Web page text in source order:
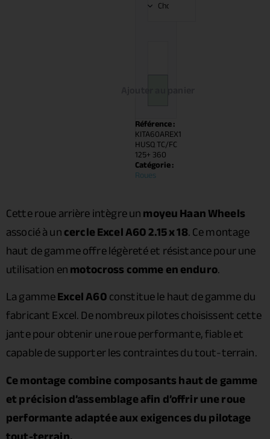
Référence :
KITA60AREX1
HUSQ TC/FC
125+ 360
Catégorie :
Roues
Cette roue arrière intègre unmoyeu Haan Wheels
associé à uncercle Excel A60 2.15 x 18. Ce montage
haut de gamme offre légèreté et résistance pour une
utilisation enmotocross comme en enduro.
La gammeExcel A60constitue le haut de gamme du
fabricant Excel. De nombreux pilotes choisissent cette
jante pour obtenir une roue performante, fiable et
capable de supporter les contraintes du tout-terrain.
Ce montage combine composants haut de gamme
et précision d’assemblage afin d’offrir une roue
performante adaptée aux exigences du pilotage